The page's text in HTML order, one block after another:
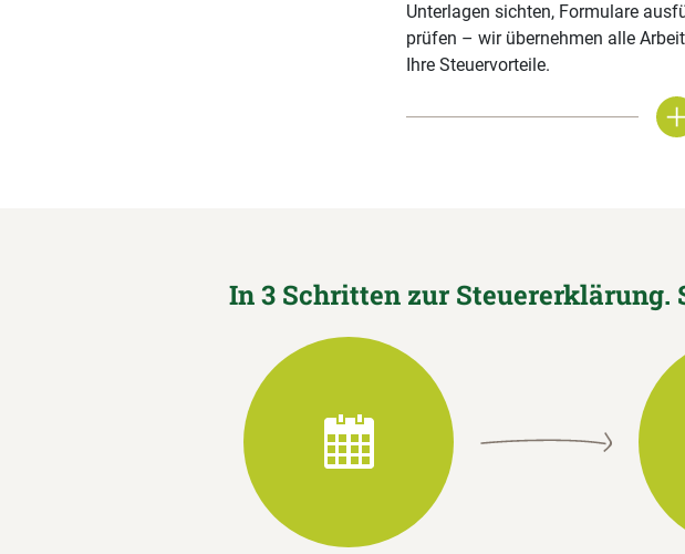
Unterlagen sichten, Formulare
prüfen – wir übernehmen alle
Ihre Steuervorteile.
In 3 Schritten zur Steuererklärung.